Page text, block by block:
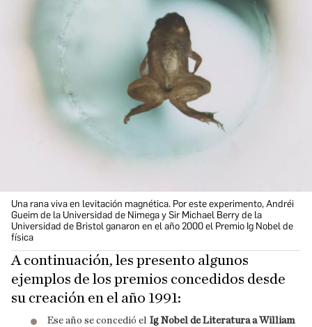
Una rana viva en levitación magnética. Por este experimento, Andréi
Gueim de la Universidad de Nimega y Sir Michael Berry de la
Universidad de Bristol ganaron en el año 2000 el Premio Ig Nobel de
física
A continuación, les presento algunos
ejemplos de los premios concedidos desde
su creación en el año 1991:
Ese año se concedió el Ig Nobel de Literatura a William